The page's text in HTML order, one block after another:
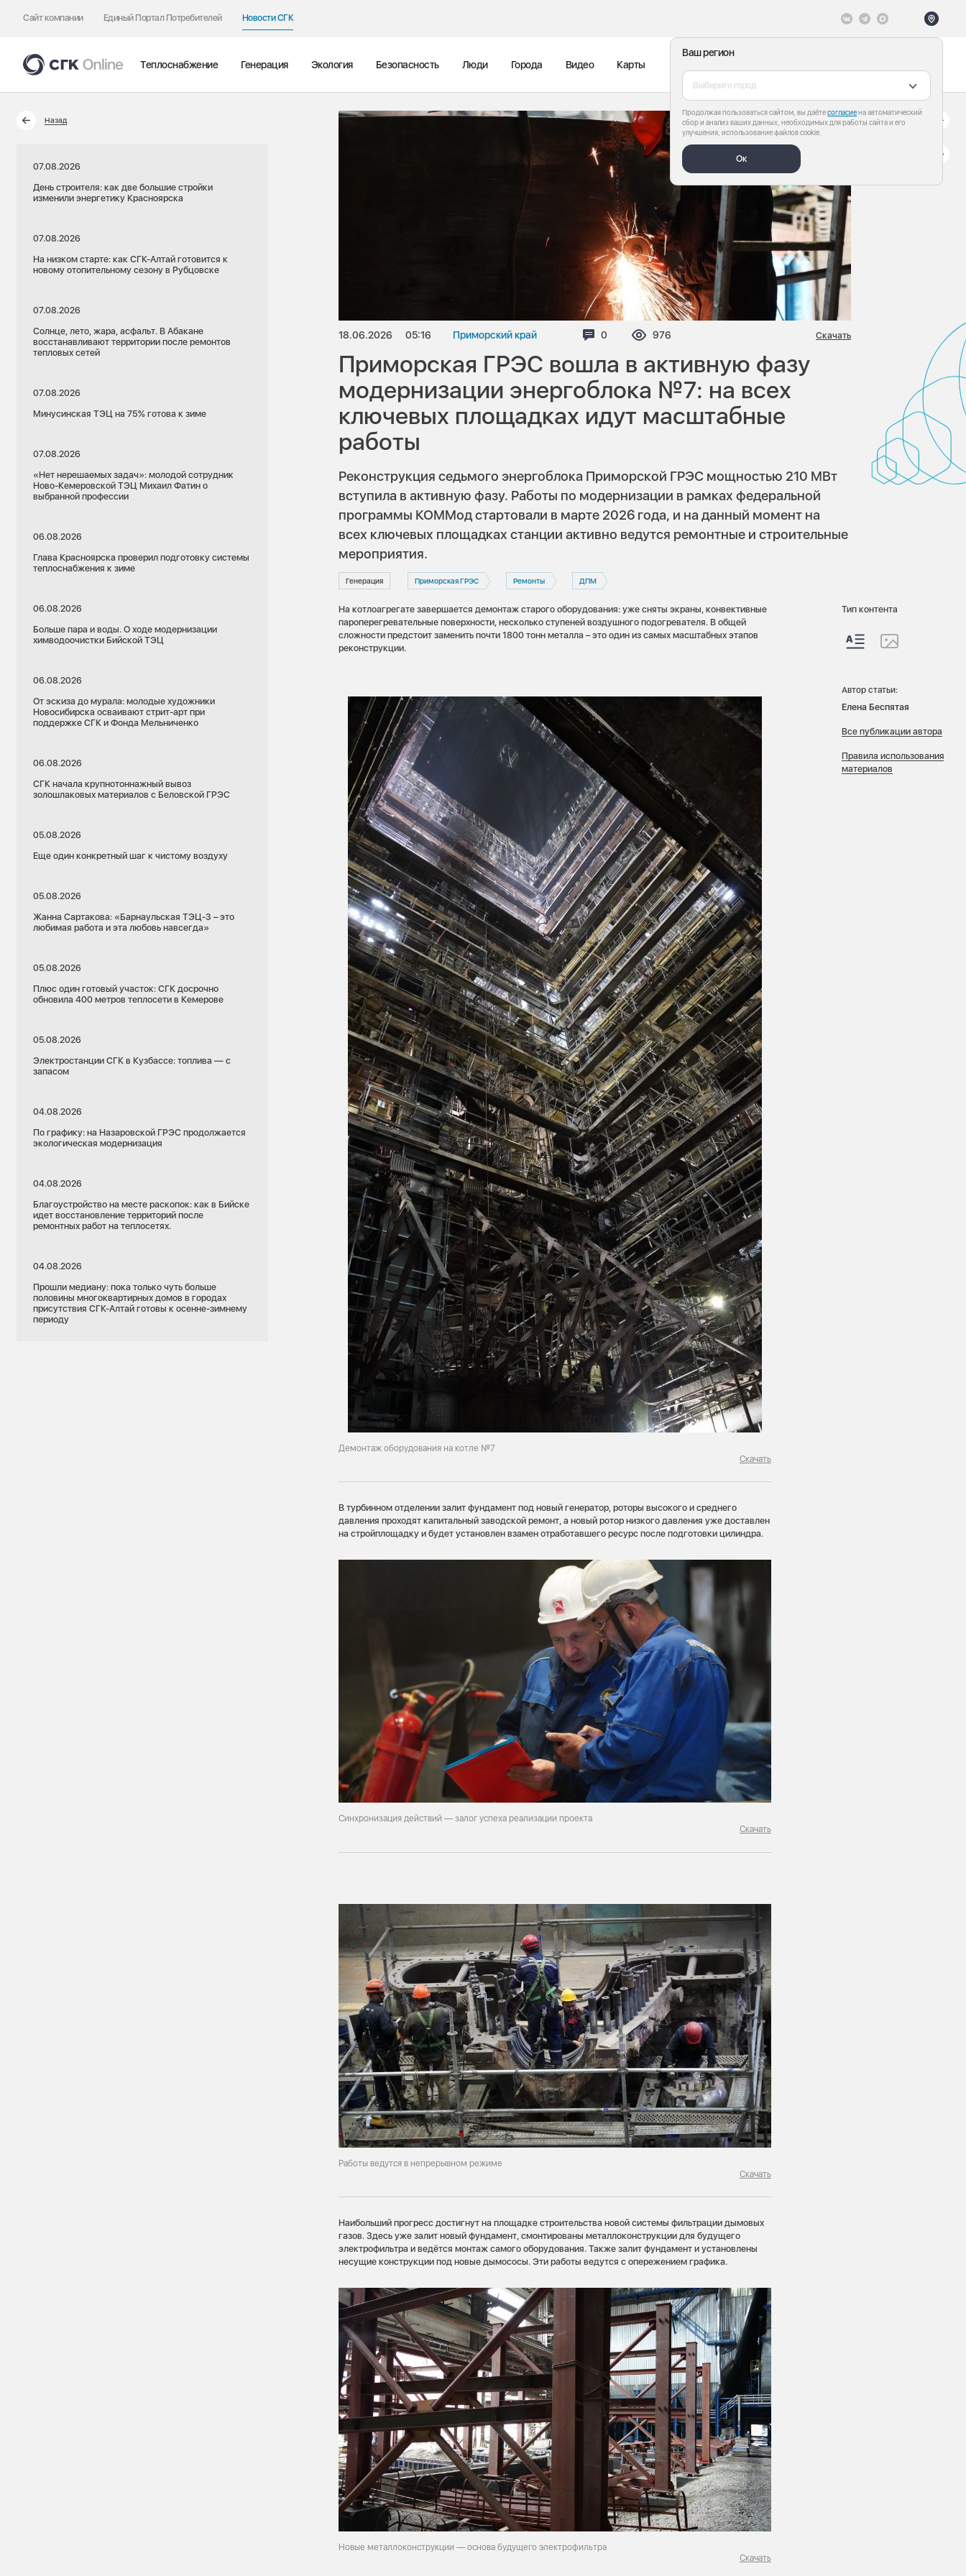
Сайт компании Единый Портал Потребителей Новости СГК
Ваш регион
Выберите город
Продолжая пользоваться сайтом, вы даётесогласиена автоматический
сбор и анализ ваших данных, необходимых для работы сайта и его
улучшения, использование файлов cookie.
Ок
Теплоснабжение Генерация Экология Безопасность Люди Города Видео Карты
Назад
07.08.2026
День строителя: как две большие стройки
изменили энергетику Красноярска
07.08.2026
На низком старте: как СГК-Алтай готовится к
новому отопительному сезону в Рубцовске
07.08.2026
Солнце, лето, жара, асфальт. В Абакане
восстанавливают территории после ремонтов
тепловых сетей
07.08.2026
Минусинская ТЭЦ на 75% готова к зиме
07.08.2026
«Нет нерешаемых задач»: молодой сотрудник
Ново-Кемеровской ТЭЦ Михаил Фатин о
выбранной профессии
06.08.2026
Глава Красноярска проверил подготовку системы
теплоснабжения к зиме
06.08.2026
Больше пара и воды. О ходе модернизации
химводоочистки Бийской ТЭЦ
06.08.2026
От эскиза до мурала: молодые художники
Новосибирска осваивают стрит-арт при
поддержке СГК и Фонда Мельниченко
06.08.2026
СГК начала крупнотоннажный вывоз
золошлаковых материалов с Беловской ГРЭС
05.08.2026
Еще один конкретный шаг к чистому воздуху
05.08.2026
Жанна Сартакова: «Барнаульская ТЭЦ-3 – это
любимая работа и эта любовь навсегда»
05.08.2026
Плюс один готовый участок: СГК досрочно
обновила 400 метров теплосети в Кемерове
05.08.2026
Электростанции СГК в Кузбассе: топлива — с
запасом
04.08.2026
По графику: на Назаровской ГРЭС продолжается
экологическая модернизация
04.08.2026
Благоустройство на месте раскопок: как в Бийске
идет восстановление территорий после
ремонтных работ на теплосетях.
04.08.2026
Прошли медиану: пока только чуть больше
половины многоквартирных домов в городах
присутствия СГК-Алтай готовы к осенне-зимнему
периоду
18.06.2026 05:16 Приморский край Комментариев:
0 Просмотров:
976 Скачать
Приморская ГРЭС вошла в активную фазу
модернизации энергоблока №7: на всех
ключевых площадках идут масштабные
работы
Реконструкция седьмого энергоблока Приморской ГРЭС мощностью 210 МВт
вступила в активную фазу. Работы по модернизации в рамках федеральной
программы КОММод стартовали в марте 2026 года, и на данный момент на
всех ключевых площадках станции активно ведутся ремонтные и строительные
мероприятия.
Генерация Приморская ГРЭС Ремонты ДПМ
На котлоагрегате завершается демонтаж старого оборудования: уже сняты экраны, конвективные
пароперегревательные поверхности, несколько ступеней воздушного подогревателя. В общей
сложности предстоит заменить почти 1800 тонн металла – это один из самых масштабных этапов
реконструкции.
Демонтаж оборудования на котле №7
Скачать
В турбинном отделении залит фундамент под новый генератор, роторы высокого и среднего
давления проходят капитальный заводской ремонт, а новый ротор низкого давления уже доставлен
на стройплощадку и будет установлен взамен отработавшего ресурс после подготовки цилиндра.
Синхронизация действий — залог успеха реализации проекта
Скачать
Работы ведутся в непрерывном режиме
Скачать
Наибольший прогресс достигнут на площадке строительства новой системы фильтрации дымовых
газов. Здесь уже залит новый фундамент, смонтированы металлоконструкции для будущего
электрофильтра и ведётся монтаж самого оборудования. Также залит фундамент и установлены
несущие конструкции под новые дымососы. Эти работы ведутся с опережением графика.
Новые металлоконструкции — основа будущего электрофильтра
Скачать
Тип контента
Автор статьи:
Елена Беспятая
Все публикации автора
Правила использования
материалов